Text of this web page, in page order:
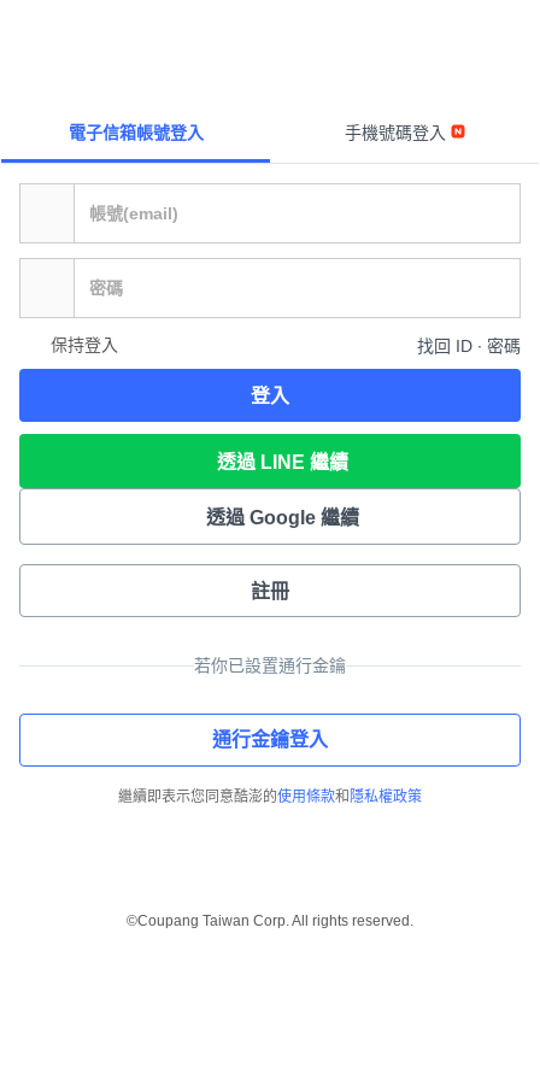
電子信箱帳號登入 手機號碼登入
保持登入 找回 ID ∙ 密碼
登入
透過 LINE 繼續
透過 Google 繼續
註冊
若你已設置通行金鑰
通行金鑰登入
繼續即表示您同意酷澎的使用條款和 隱私權政策
©Coupang Taiwan Corp. All rights reserved.